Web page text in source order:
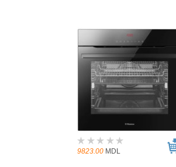
9823.00 MDL